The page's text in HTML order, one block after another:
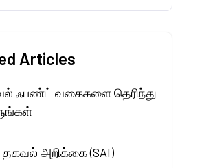
Articles
ஃபண்ட் வகைகளை தெரிந்து
தகவல் அறிக்கை (SAI)